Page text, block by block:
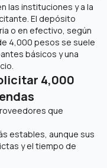
las instituciones y a la
El depósito
o en efectivo, según
4,000 pesos se suele
básicos y una
4,000
que
estables, aunque sus
y el tiempo de